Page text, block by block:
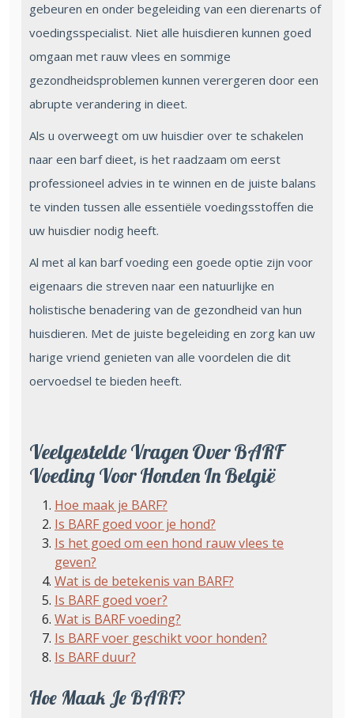
gebeuren en onder begeleiding van een dierenarts of
voedingsspecialist. Niet alle huisdieren kunnen goed
omgaan met rauw vlees en sommige
gezondheidsproblemen kunnen verergeren door een
abrupte verandering in dieet.
Als u overweegt om uw huisdier over te schakelen
naar een barf dieet, is het raadzaam om eerst
professioneel advies in te winnen en de juiste balans
te vinden tussen alle essentiële voedingsstoffen die
uw huisdier nodig heeft.
Al met al kan barf voeding een goede optie zijn voor
eigenaars die streven naar een natuurlijke en
holistische benadering van de gezondheid van hun
huisdieren. Met de juiste begeleiding en zorg kan uw
harige vriend genieten van alle voordelen die dit
oervoedsel te bieden heeft.
Veelgestelde Vragen Over BARF
Voeding Voor Honden In België
Hoe maak je BARF?
Is BARF goed voor je hond?
Is het goed om een hond rauw vlees te
geven?
Wat is de betekenis van BARF?
Is BARF goed voer?
Wat is BARF voeding?
Is BARF voer geschikt voor honden?
Is BARF duur?
Hoe Maak Je BARF?